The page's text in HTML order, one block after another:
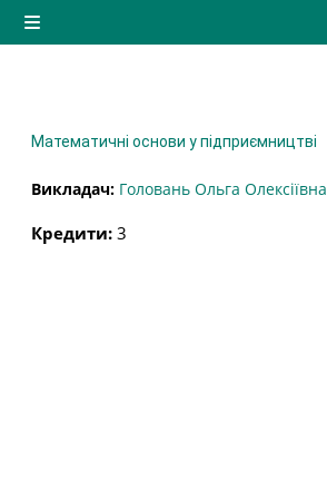
Перейти до головного вмісту
Бокова панель
Математичні основи у підприємництві
Викладач: Головань Ольга Олексіївна
Кредити: 3